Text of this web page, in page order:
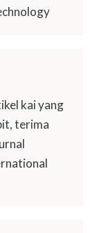
kai yang
terima